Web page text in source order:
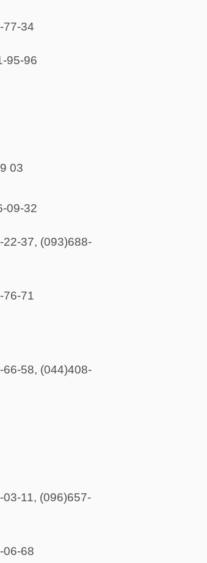
77-34
95-96
03
09-32
37, (093)688-
76-71
58, (044)408-
11, (096)657-
06-68